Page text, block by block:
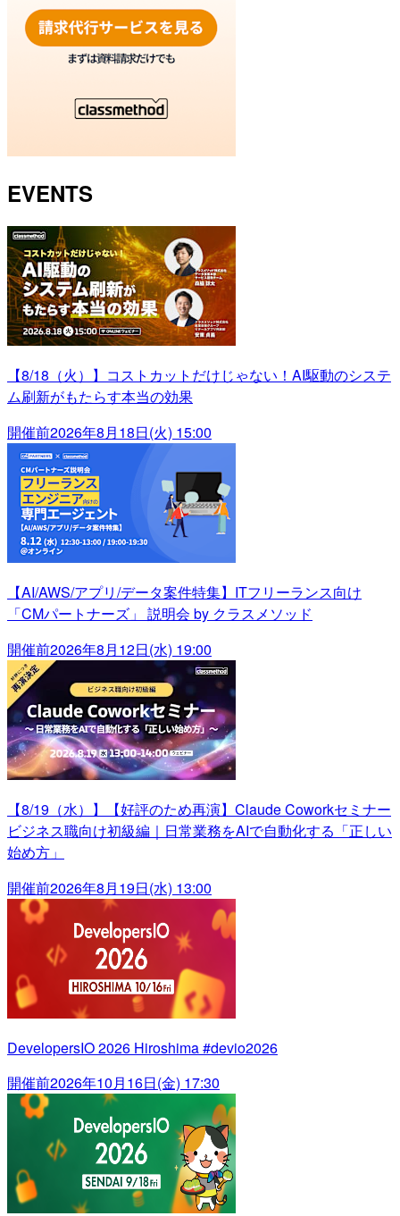
EVENTS
【8/18（火）】コストカットだけじゃない！AI駆動のシステ
ム刷新がもたらす本当の効果
開催前2026年8月18日(火) 15:00
【AI/AWS/アプリ/データ案件特集】ITフリーランス向け
「CMパートナーズ」 説明会 by クラスメソッド
開催前2026年8月12日(水) 19:00
【8/19（水）】【好評のため再演】Claude Coworkセミナー
ビジネス職向け初級編｜日常業務をAIで自動化する「正しい
始め方」
開催前2026年8月19日(水) 13:00
DevelopersIO 2026 Hiroshima #devio2026
開催前2026年10月16日(金) 17:30